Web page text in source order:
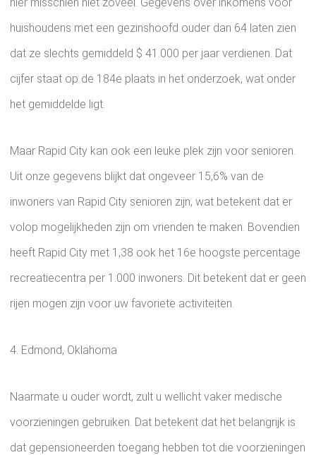
huishoudens met een gezinshoofd ouder dan 64 laten zien
dat ze slechts gemiddeld $ 41.000 per jaar verdienen. Dat
cijfer staat op de 184e plaats in het onderzoek, wat onder
het gemiddelde ligt.
Maar Rapid City kan ook een leuke plek zijn voor senioren.
Uit onze gegevens blijkt dat ongeveer 15,6% van de
inwoners van Rapid City senioren zijn, wat betekent dat er
volop mogelijkheden zijn om vrienden te maken. Bovendien
heeft Rapid City met 1,38 ook het 16e hoogste percentage
recreatiecentra per 1.000 inwoners. Dit betekent dat er geen
rijen mogen zijn voor uw favoriete activiteiten.
4. Edmond, Oklahoma
Naarmate u ouder wordt, zult u wellicht vaker medische
voorzieningen gebruiken. Dat betekent dat het belangrijk is
dat gepensioneerden toegang hebben tot die voorzieningen